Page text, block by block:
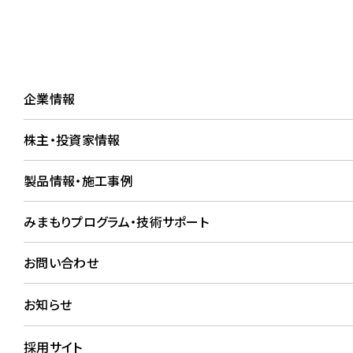
企業情報
株主・投資家情報
製品情報・施工事例
みまもりプログラム・技術サポート
お問い合わせ
お知らせ
採用サイト
施工事例詳細
WORKS